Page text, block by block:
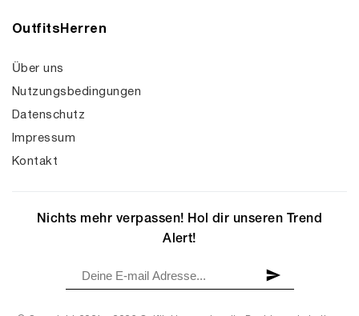
OutfitsHerren
Über uns
Nutzungsbedingungen
Datenschutz
Impressum
Kontakt
Nichts mehr verpassen! Hol dir unseren Trend
Alert!